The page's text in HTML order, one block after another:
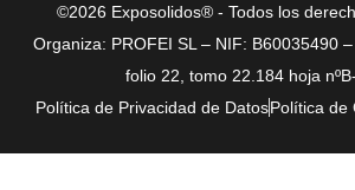
©2026 Exposolidos® - Todos los
Organiza: PROFEI SL – NIF: B60035490
folio 22, tomo 22.184 hoja
Política de Privacidad de DatosPolítica de